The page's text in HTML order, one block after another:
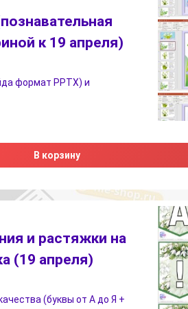
к 19 апреля)
формат PPTX) и
В корзину
и растяжки на
(19 апреля)
(буквы от А до Я +